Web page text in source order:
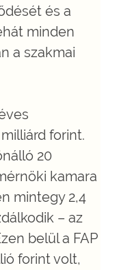
és a
minden
a szakmai
forint.
20
kamara
mintegy 2,4
– az
belül a FAP
forint volt,